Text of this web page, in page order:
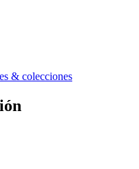
& colecciones